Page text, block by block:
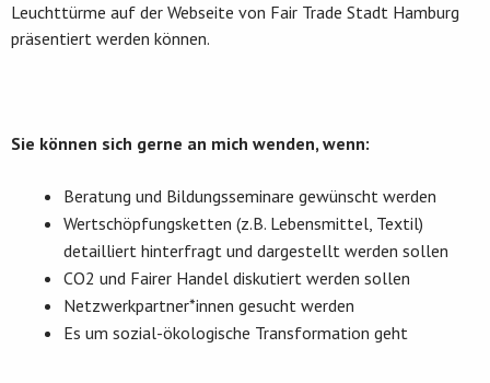
Leuchttürme auf der Webseite von Fair Trade Stadt Hamburg
präsentiert werden können.
Sie können sich gerne an mich wenden, wenn:
Beratung und Bildungsseminare gewünscht werden
Wertschöpfungsketten (z.B. Lebensmittel, Textil)
detailliert hinterfragt und dargestellt werden sollen
CO2 und Fairer Handel diskutiert werden sollen
Netzwerkpartner*innen gesucht werden
Es um sozial-ökologische Transformation geht